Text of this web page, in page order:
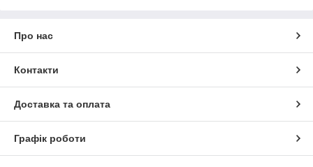
Про нас
Контакти
Доставка та оплата
Графік роботи